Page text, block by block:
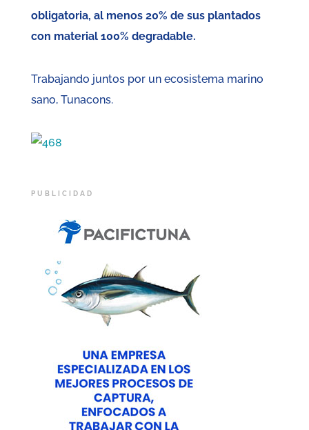
obligatoria, al menos 20% de sus plantados
con material 100% degradable.
Trabajando juntos por un ecosistema marino
sano, Tunacons.